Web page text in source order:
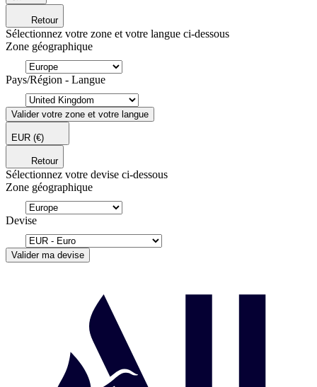
Retour
Sélectionnez votre zone et votre langue ci-dessous
Zone géographique
Pays/Région - Langue
Valider votre zone et votre langue
EUR (€)
Retour
Sélectionnez votre devise ci-dessous
Zone géographique
Devise
Valider ma devise